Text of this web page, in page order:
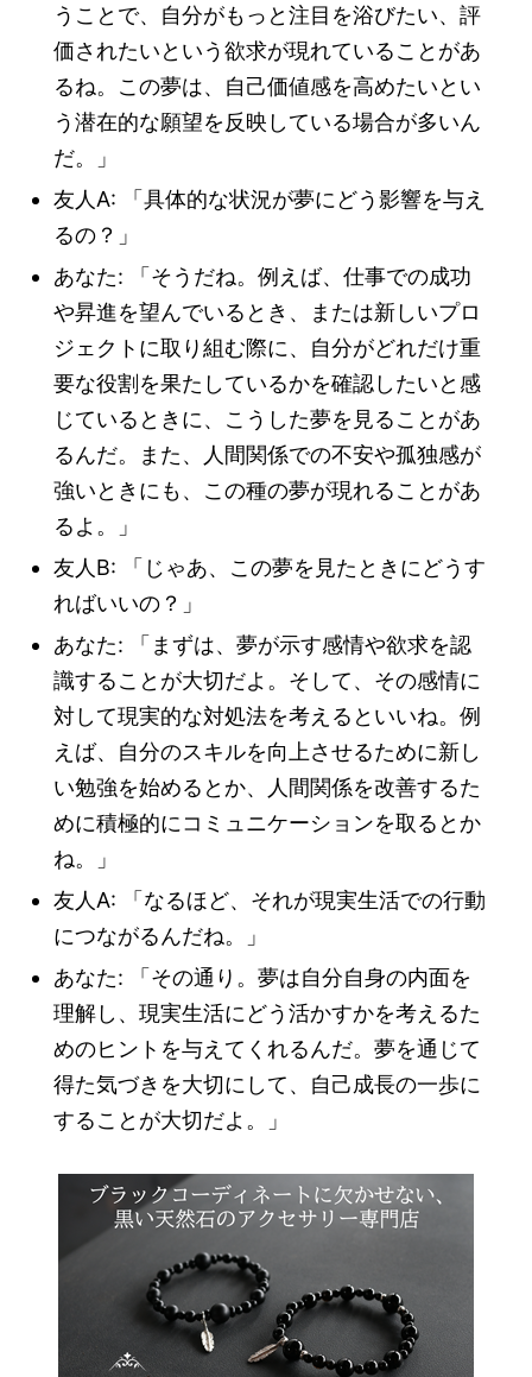
うことで、自分がもっと注目を浴びたい、評
価されたいという欲求が現れていることがあ
るね。この夢は、自己価値感を高めたいとい
う潜在的な願望を反映している場合が多いん
だ。」
友人A: 「具体的な状況が夢にどう影響を与え
るの？」
あなた: 「そうだね。例えば、仕事での成功
や昇進を望んでいるとき、または新しいプロ
ジェクトに取り組む際に、自分がどれだけ重
要な役割を果たしているかを確認したいと感
じているときに、こうした夢を見ることがあ
るんだ。また、人間関係での不安や孤独感が
強いときにも、この種の夢が現れることがあ
るよ。」
友人B: 「じゃあ、この夢を見たときにどうす
ればいいの？」
あなた: 「まずは、夢が示す感情や欲求を認
識することが大切だよ。そして、その感情に
対して現実的な対処法を考えるといいね。例
えば、自分のスキルを向上させるために新し
い勉強を始めるとか、人間関係を改善するた
めに積極的にコミュニケーションを取るとか
ね。」
友人A: 「なるほど、それが現実生活での行動
につながるんだね。」
あなた: 「その通り。夢は自分自身の内面を
理解し、現実生活にどう活かすかを考えるた
めのヒントを与えてくれるんだ。夢を通じて
得た気づきを大切にして、自己成長の一歩に
することが大切だよ。」